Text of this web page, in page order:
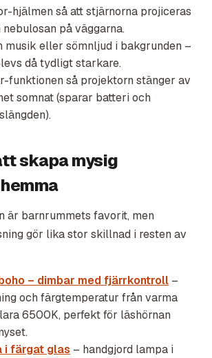
hjälmen så att stjärnorna projiceras
på väggarna.
musik eller sömnljud i bakgrunden –
då tydligt starkare.
funktionen så projektorn stänger av
somnat (sparar batteri och
skapa mysig
är barnrummets favorit, men
gör lika stor skillnad i resten av
– dimbar med fjärrkontroll –
och färgtemperatur från varma
6500K, perfekt för läshörnan
i färgat glas – handgjord lampa i